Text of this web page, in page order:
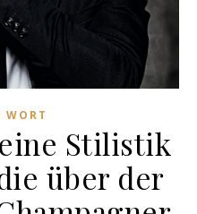
WORT
Stilistik
über der